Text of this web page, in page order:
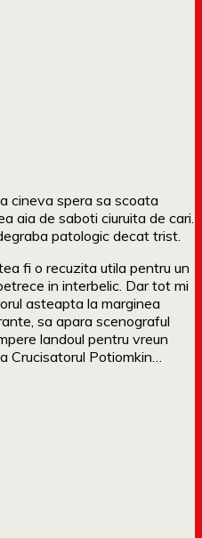
cineva spera sa scoata
aia de saboti ciuruita de cari.
patologic decat trist.
fi o recuzita utila pentru un
in interbelic. Dar tot mi
asteapta la marginea
sa apara scenograful
landoul pentru vreun
Crucisatorul Potiomkin…